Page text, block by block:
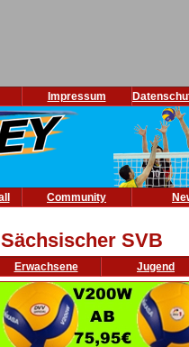
Impressum
Community
Sächsischer SVB
Erwachsene Jugend